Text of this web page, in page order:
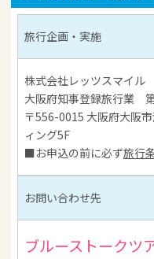
旅行企画・実施
株式会社レッツスマイル
大阪府知事登録旅行業
〒556-0015 大阪府大阪
ィング5F
■お申込の前に必ず旅行
お問い合わせ先
ブルーストークツ